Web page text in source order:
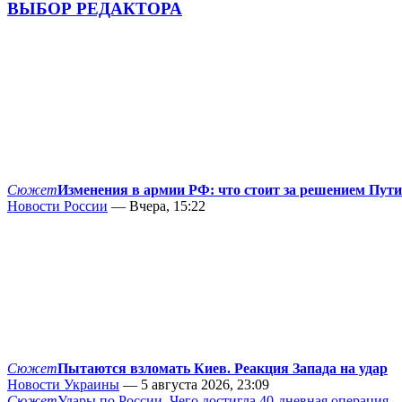
ВЫБОР РЕДАКТОРА
СюжетИзменения в армии РФ: что стоит за решением
Новости России — Вчера, 15:22
СюжетПытаются взломать Киев. Реакция Запада на удар
Новости Украины — 5 августа 2026, 23:09